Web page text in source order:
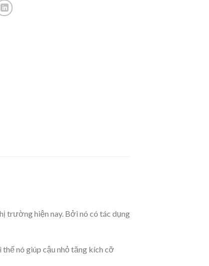
trường hiện nay. Bởi nó có tác dụng
nó giúp cậu nhỏ tăng kích cỡ